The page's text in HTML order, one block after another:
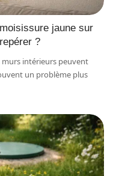
jaune sur
?
murs intérieurs peuvent
un problème plus